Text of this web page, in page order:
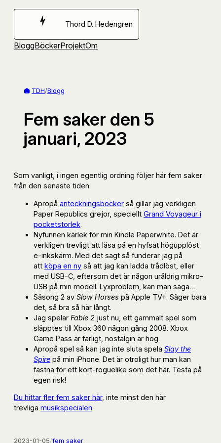
Hoppa
Thord D. Hedengren
BloggBöckerProjektOm
TDH/Blogg
Fem saker den 5
januari, 2023
Som vanligt, i ingen egentlig ordning följer här fem saker
från den senaste tiden.
Apropå anteckningsböcker så gillar jag verkligen
Paper Republics grejor, speciellt Grand Voyageur i
pocketstorlek.
Nyfunnen kärlek för min Kindle Paperwhite. Det är
verkligen trevligt att läsa på en hyfsat högupplöst
e-inkskärm. Med det sagt så funderar jag på
att köpa en ny så att jag kan ladda trådlöst, eller
med USB-C, eftersom det är någon uråldrig mikro-
USB på min modell. Lyxproblem, kan man säga…
Säsong 2 av Slow Horses på Apple TV+. Säger bara
det, så bra så här långt.
Jag spelar Fable 2 just nu, ett gammalt spel som
släpptes till Xbox 360 någon gång 2008. Xbox
Game Pass är farligt, nostalgin är hög.
Apropå spel så kan jag inte sluta spela Slay the
Spire på min iPhone. Det är otroligt hur man kan
fastna för ett kort-roguelike som det här. Testa på
egen risk!
Du hittar fler fem saker här, inte minst den här
trevliga musikspecialen.
2023-01-05/fem saker